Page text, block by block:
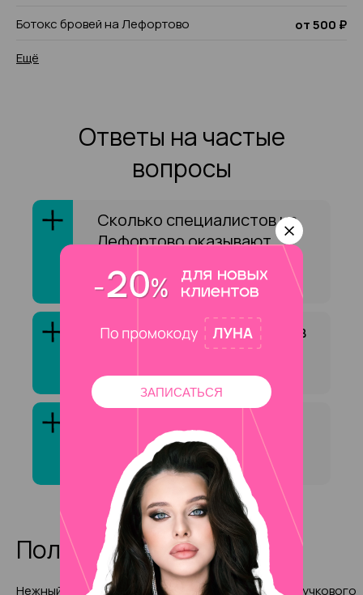
Ботокс бровей на Лефортово
от 500 ₽
Ещё
Ответы на частые
вопросы
Сколько специалистов на
Лефортово оказывают
бровей»?
Как выбрать специалиста в
сфере «Архитектура
бровей»?
Клиенты обычно довольны
услугой «Архитектура
бровей»?
Полезные статьи
Нежный маникюр и педикюр
Особенности пучкового
ЗАПИСАТЬСЯ